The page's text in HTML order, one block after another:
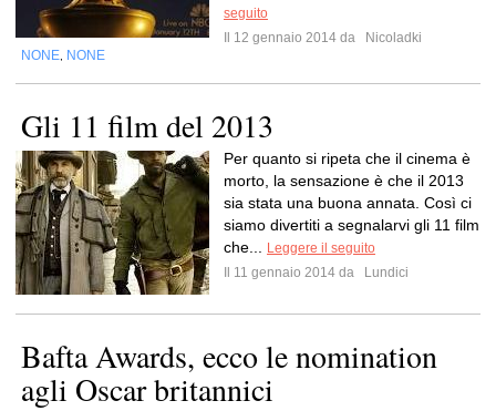
seguito
Il 12 gennaio 2014 da
Nicoladki
NONE NONE
Gli 11 film del 2013
Per quanto si ripeta che il cinema è
morto, la sensazione è che il 2013
sia stata una buona annata. Così ci
siamo divertiti a segnalarvi gli 11 film
che...
Leggere il seguito
Il 11 gennaio 2014 da
Lundici
Bafta Awards, ecco le nomination
agli Oscar britannici